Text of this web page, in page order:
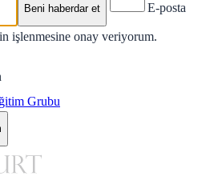
Beni haberdar et E-posta
işlenmesine onay veriyorum.
Grubu